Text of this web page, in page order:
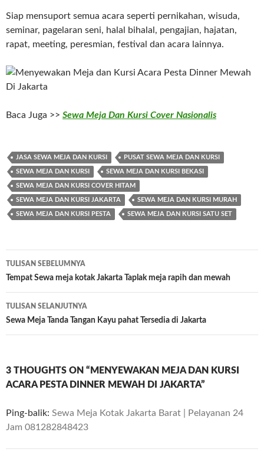
Siap mensuport semua acara seperti pernikahan, wisuda,
seminar, pagelaran seni, halal bihalal, pengajian, hajatan,
rapat, meeting, peresmian, festival dan acara lainnya.
Baca Juga >> Sewa Meja Dan Kursi Cover Nasionalis
JASA SEWA MEJA DAN KURSI PUSAT SEWA MEJA DAN KURSI
SEWA MEJA DAN KURSI SEWA MEJA DAN KURSI BEKASI
SEWA MEJA DAN KURSI COVER HITAM
SEWA MEJA DAN KURSI JAKARTA SEWA MEJA DAN KURSI MURAH
SEWA MEJA DAN KURSI PESTA SEWA MEJA DAN KURSI SATU SET
Navigasi
Tulisan
TULISAN SEBELUMNYA
Tempat Sewa meja kotak Jakarta Taplak meja rapih dan mewah
TULISAN SELANJUTNYA
Sewa Meja Tanda Tangan Kayu pahat Tersedia di Jakarta
3 THOUGHTS ON “MENYEWAKAN MEJA DAN KURSI
ACARA PESTA DINNER MEWAH DI JAKARTA”
Ping-balik: Sewa Meja Kotak Jakarta Barat | Pelayanan 24
Jam 081282848423